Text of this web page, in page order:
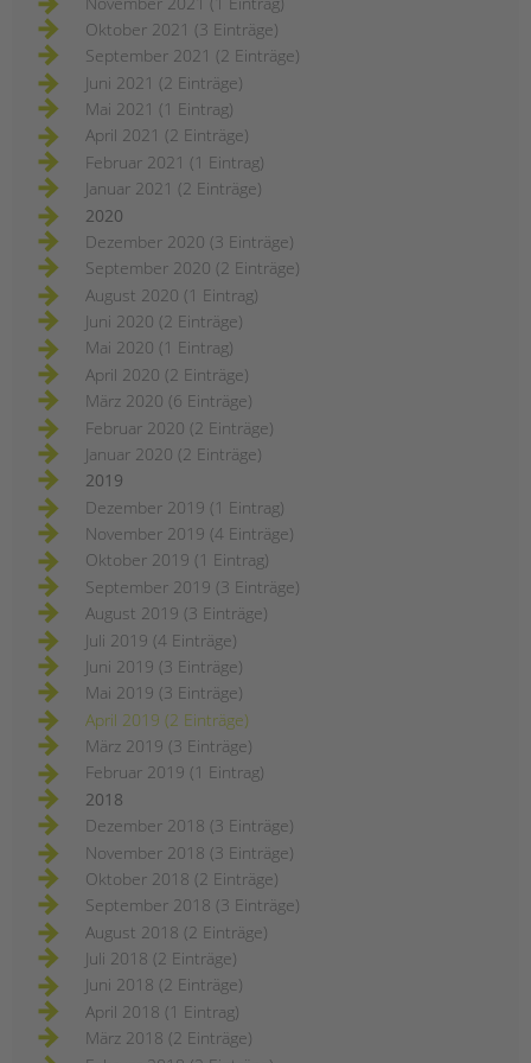
Oktober 2021 (3 Einträge)
September 2021 (2 Einträge)
Juni 2021 (2 Einträge)
Mai 2021 (1 Eintrag)
April 2021 (2 Einträge)
Februar 2021 (1 Eintrag)
Januar 2021 (2 Einträge)
2020
Dezember 2020 (3 Einträge)
September 2020 (2 Einträge)
August 2020 (1 Eintrag)
Juni 2020 (2 Einträge)
Mai 2020 (1 Eintrag)
April 2020 (2 Einträge)
März 2020 (6 Einträge)
Februar 2020 (2 Einträge)
Januar 2020 (2 Einträge)
2019
Dezember 2019 (1 Eintrag)
November 2019 (4 Einträge)
Oktober 2019 (1 Eintrag)
September 2019 (3 Einträge)
August 2019 (3 Einträge)
Juli 2019 (4 Einträge)
Juni 2019 (3 Einträge)
Mai 2019 (3 Einträge)
April 2019 (2 Einträge)
März 2019 (3 Einträge)
Februar 2019 (1 Eintrag)
2018
Dezember 2018 (3 Einträge)
November 2018 (3 Einträge)
Oktober 2018 (2 Einträge)
September 2018 (3 Einträge)
August 2018 (2 Einträge)
Juli 2018 (2 Einträge)
Juni 2018 (2 Einträge)
April 2018 (1 Eintrag)
März 2018 (2 Einträge)